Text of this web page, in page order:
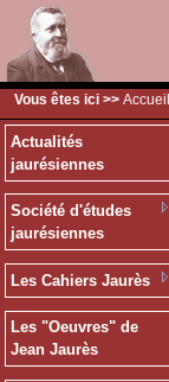
Vous êtes ici >> Accueil
Actualités
jaurésiennes
Société d'études
jaurésiennes
Les Cahiers Jaurès
Les "Oeuvres" de
Jean Jaurès